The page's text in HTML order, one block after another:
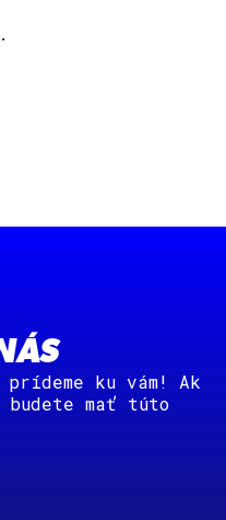
ku vám! Ak
budete mať túto